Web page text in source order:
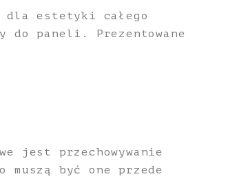
dla estetyki całego
do paneli. Prezentowane
jest przechowywanie
być one przede